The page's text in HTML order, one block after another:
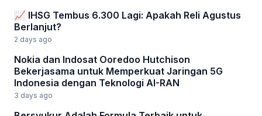
📈 IHSG Tembus 6.300 Lagi: Apakah Reli Agustus
Berlanjut?
2 days ago
Nokia dan Indosat Ooredoo Hutchison
Bekerjasama untuk Memperkuat Jaringan 5G
Indonesia dengan Teknologi AI-RAN
3 days ago